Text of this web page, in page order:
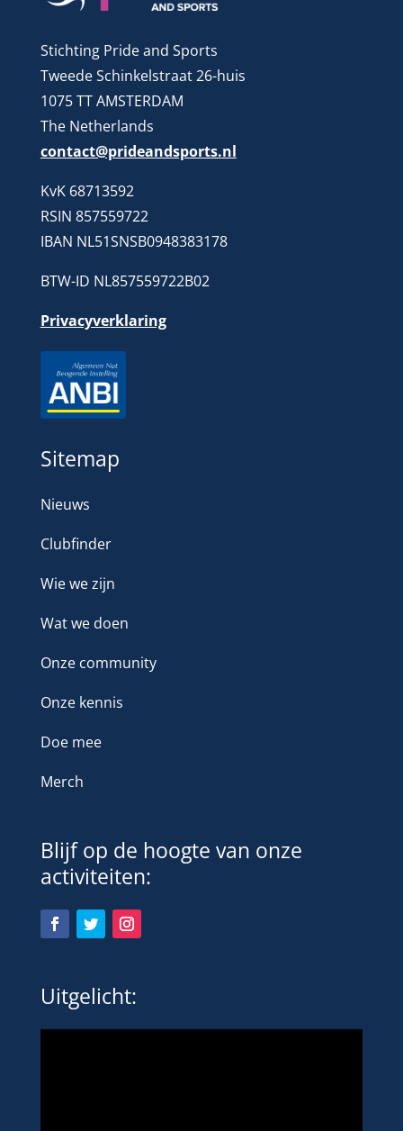
Stichting Pride and Sports
Tweede Schinkelstraat 26-huis
1075 TT AMSTERDAM
The Netherlands
contact@prideandsports.nl
KvK 68713592
RSIN 857559722
IBAN NL51SNSB0948383178
BTW-ID NL857559722B02
Privacyverklaring
Sitemap
Nieuws
Clubfinder
Wie we zijn
Wat we doen
Onze community
Onze kennis
Doe mee
Merch
Blijf op de hoogte van onze
activiteiten:
Uitgelicht: